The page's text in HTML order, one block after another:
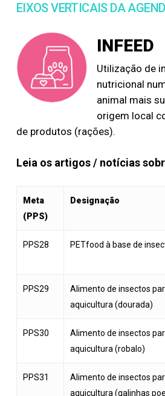
EIXOS VERTICAIS DA
INFEED
Utilização de
nutricional
animal mais
origem local
de produtos (rações).
Leia os artigos / notícias
Meta
(PPS)
Designação
PPS28 PETfood à base de
PPS29
Alimento de insectos
aquicultura (dourada)
PPS30
Alimento de insectos
aquicultura (robalo)
PPS31
Alimento de insectos
aquicultura (galinhas